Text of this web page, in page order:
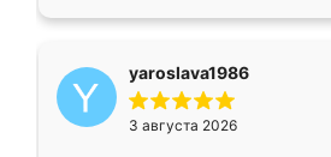
yaroslava1986
3 августа 2026